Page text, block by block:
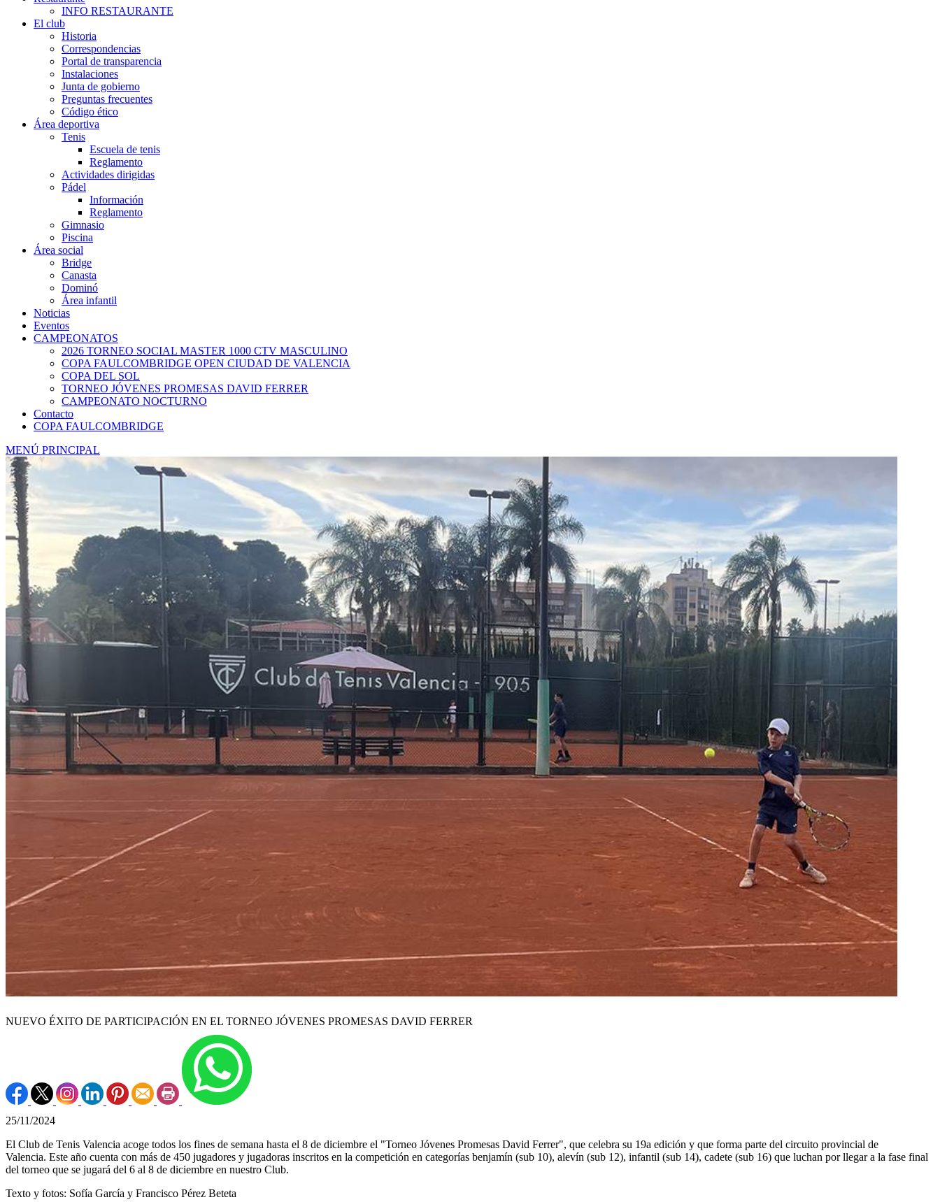
INFO RESTAURANTE
El club
Historia
Correspondencias
Portal de transparencia
Instalaciones
Junta de gobierno
Preguntas frecuentes
Código ético
Área deportiva
Tenis
Escuela de tenis
Reglamento
Actividades dirigidas
Pádel
Información
Reglamento
Gimnasio
Piscina
Área social
Bridge
Canasta
Dominó
Área infantil
Noticias
Eventos
CAMPEONATOS
2026 TORNEO SOCIAL MASTER 1000 CTV MASCULINO
COPA FAULCOMBRIDGE OPEN CIUDAD DE VALENCIA
COPA DEL SOL
TORNEO JÓVENES PROMESAS DAVID FERRER
CAMPEONATO NOCTURNO
Contacto
COPA FAULCOMBRIDGE
MENÚ PRINCIPAL
NUEVO ÉXITO DE PARTICIPACIÓN EN EL TORNEO JÓVENES PROMESAS DAVID FERRER
25/11/2024
El Club de Tenis Valencia acoge todos los fines de semana hasta el 8 de diciembre el "Torneo Jóvenes Promesas David Ferrer", que celebra su 19a edición y que forma parte del circuito provincial de
Valencia. Este año cuenta con más de 450 jugadores y jugadoras inscritos en la competición en categorías benjamín (sub 10), alevín (sub 12), infantil (sub 14), cadete (sub 16) que luchan por llegar a la fase final
del torneo que se jugará del 6 al 8 de diciembre en nuestro Club.
Texto y fotos: Sofía García y Francisco Pérez Beteta